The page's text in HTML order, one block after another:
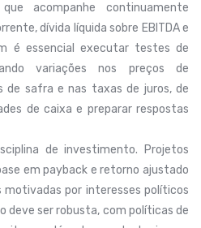
acompanhe continuamente
dívida líquida sobre EBITDA e
é essencial executar testes de
variações nos preços de
de safra e nas taxas de juros, de
de caixa e preparar respostas
de investimento. Projetos
em payback e retorno ajustado
por interesses políticos
deve ser robusta, com políticas de